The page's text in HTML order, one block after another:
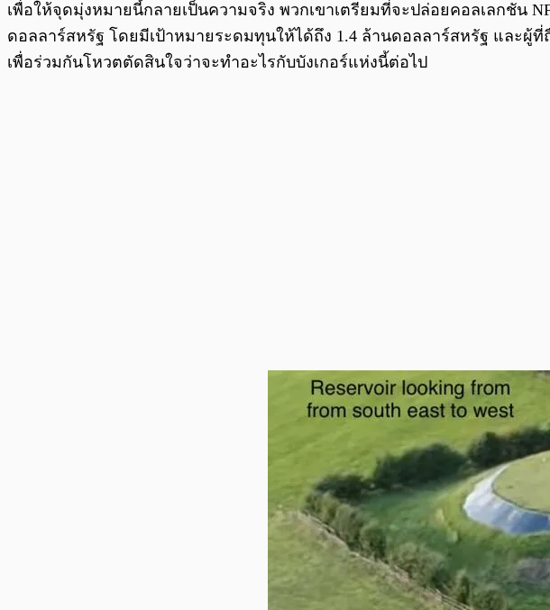
เพื่อให้จุดมุ่งหมายนี้กลายเป็นความจริง พวกเขาเตรียมที่จะปล่อยคอลเลกชัน
ดอลลาร์สหรัฐ โดยมีเป้าหมายระดมทุนให้ได้ถึง 1.4 ล้านดอลลาร์สหรัฐ และผู้
เพื่อร่วมกันโหวตตัดสินใจว่าจะทำอะไรกับบังเกอร์แห่งนี้ต่อไป